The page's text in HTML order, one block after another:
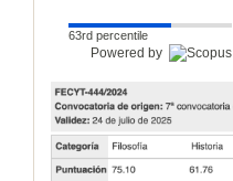
63rd percentile
Powered by